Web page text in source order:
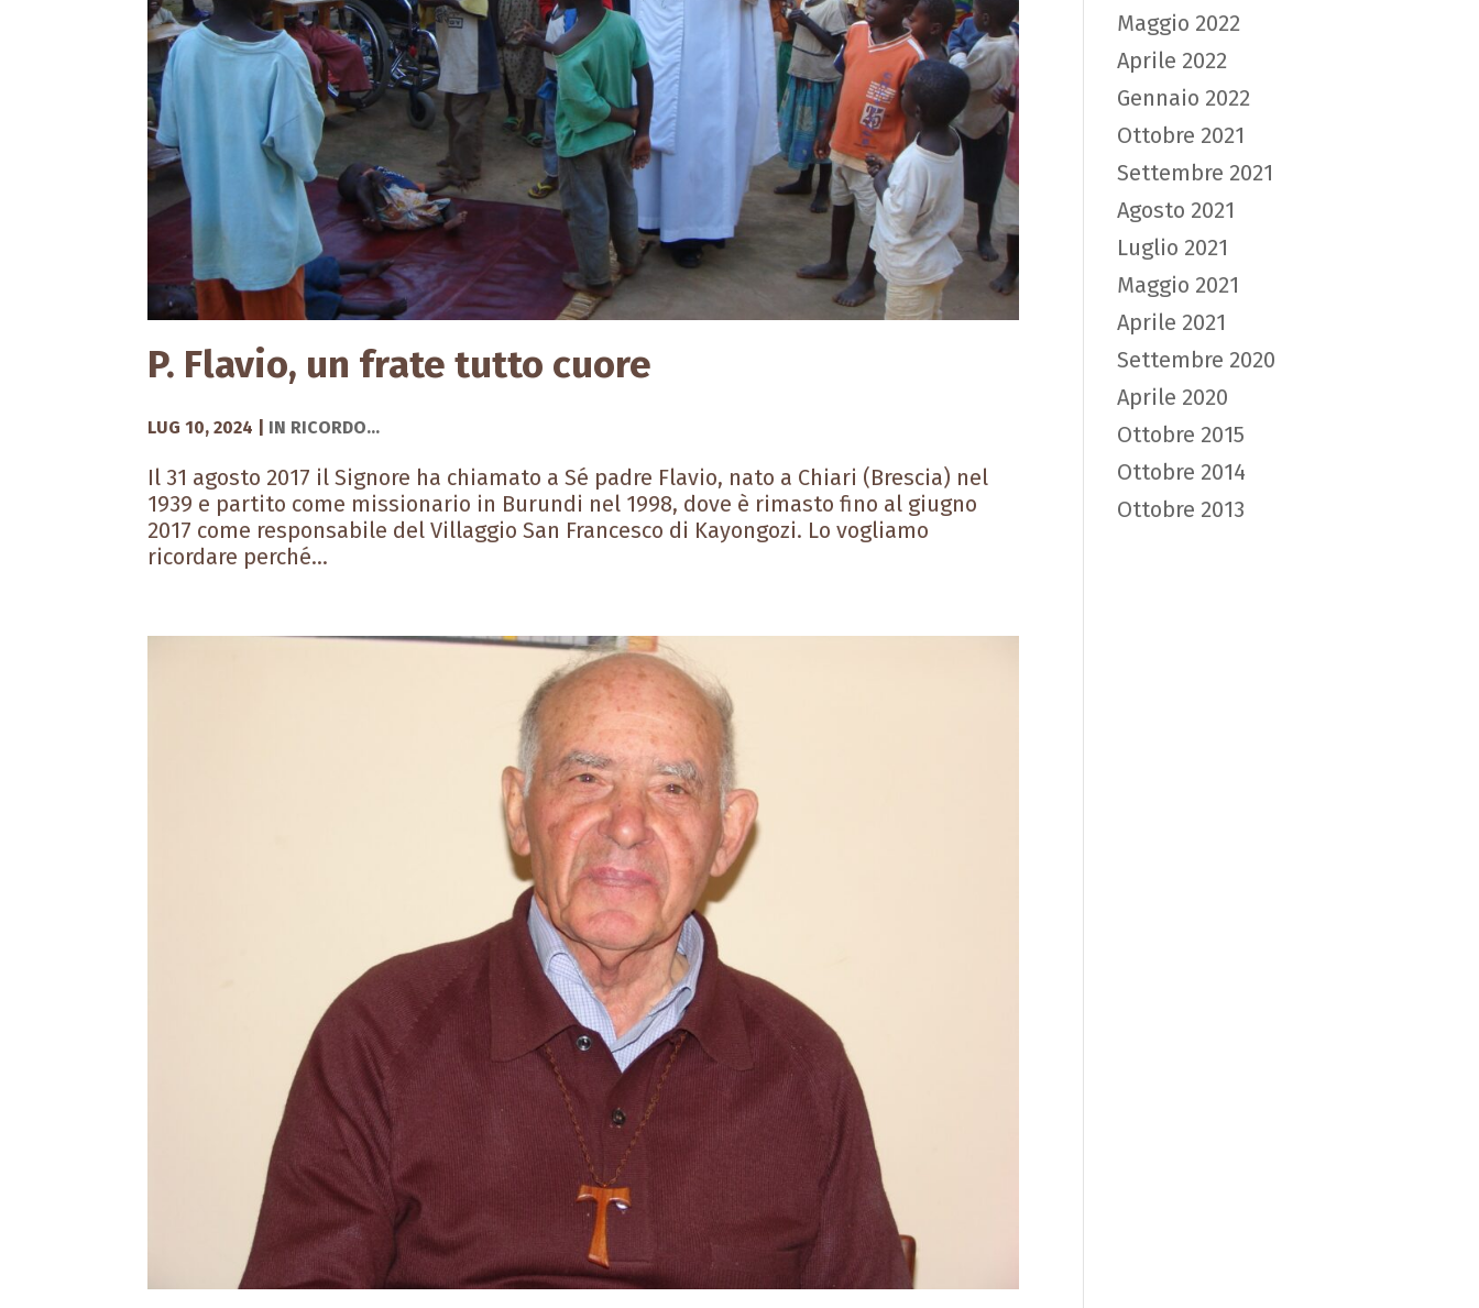
P. Flavio, un frate tutto cuore
LUG 10, 2024 IN RICORDO...
Il 31 agosto 2017 il Signore ha chiamato a Sé padre Flavio, nato a Chiari (Brescia) nel
1939 e partito come missionario in Burundi nel 1998, dove è rimasto fino al giugno
2017 come responsabile del Villaggio San Francesco di Kayongozi. Lo vogliamo
ricordare perché...
Maggio 2022
Aprile 2022
Gennaio 2022
Ottobre 2021
Settembre 2021
Agosto 2021
Luglio 2021
Maggio 2021
Aprile 2021
Settembre 2020
Aprile 2020
Ottobre 2015
Ottobre 2014
Ottobre 2013